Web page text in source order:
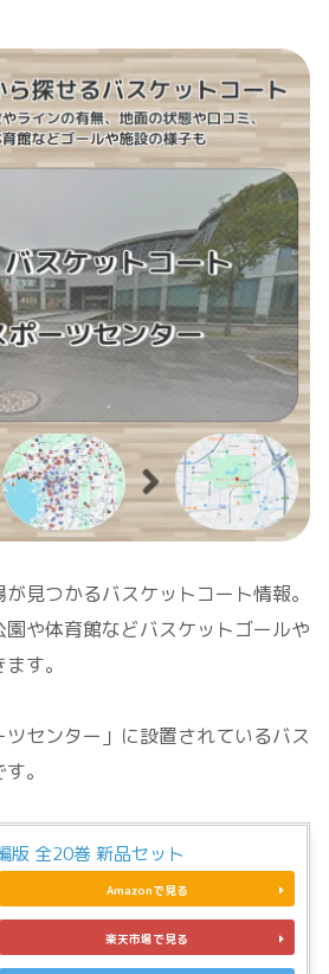
見つかるバスケットコート情報。
や体育館などバスケットゴールや
す。
センター」に設置されているバス
。
版 全20巻 新品セット
Amazonで見る
楽天市場で見る